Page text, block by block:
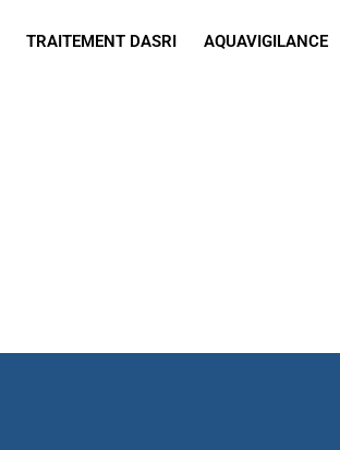
TRAITEMENT DASRI AQUAVIGILANCE